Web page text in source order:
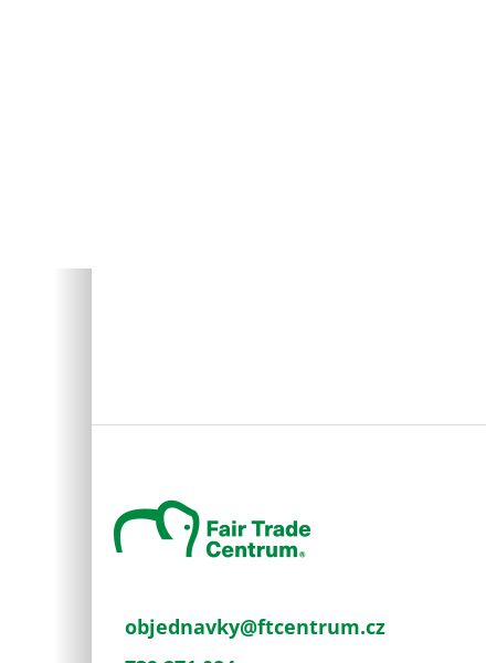
objednavky@ftcentrum.cz